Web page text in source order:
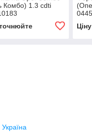
Комбо) 1.3 cdti